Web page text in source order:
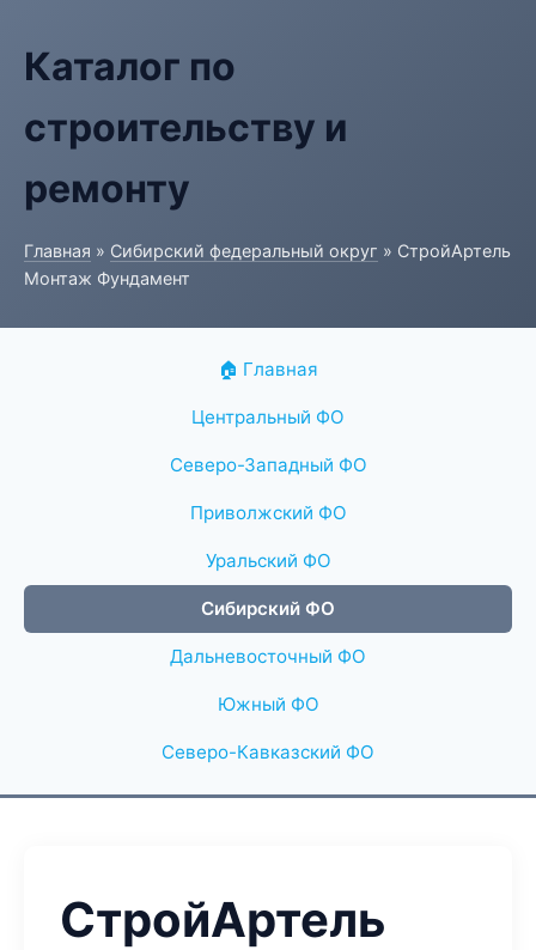
Каталог по
строительству и
ремонту
Главная » Сибирский федеральный округ » СтройАртель
Монтаж Фундамент
🏠 Главная
Центральный ФО
Северо-Западный ФО
Приволжский ФО
Уральский ФО
Сибирский ФО
Дальневосточный ФО
Южный ФО
Северо-Кавказский ФО
СтройАртель